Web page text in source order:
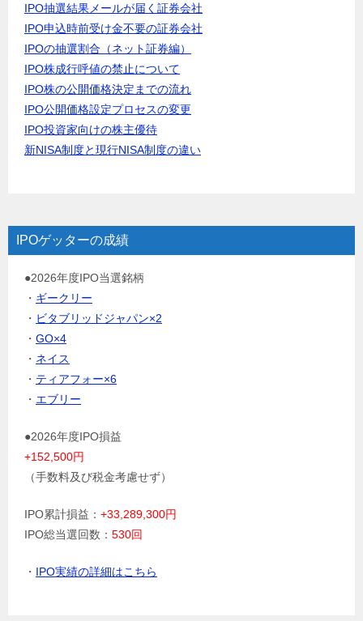
IPO抽選結果メールが届く証券会社
IPO申込時前受け金不要の証券会社
IPOの抽選割合（ネット証券編）
IPO株成行呼値の禁止について
IPO株の公開価格決定までの流れ
IPO公開価格設定プロセスの変更
IPO投資家向けの株主優待
新NISA制度と現行NISA制度の違い
IPOゲッターの成績
●2026年度IPO当選銘柄
・ ギークリー
・ ビタブリッドジャパン×2
・ GO×4
・ ネイス
・ ティアフォー×6
・ エブリー
●2026年度IPO損益
+152,500円
（手数料及び税金考慮せず）
IPO累計損益： +33,289,300円
IPO総当選回数： 530回
・ IPO実績の詳細はこちら